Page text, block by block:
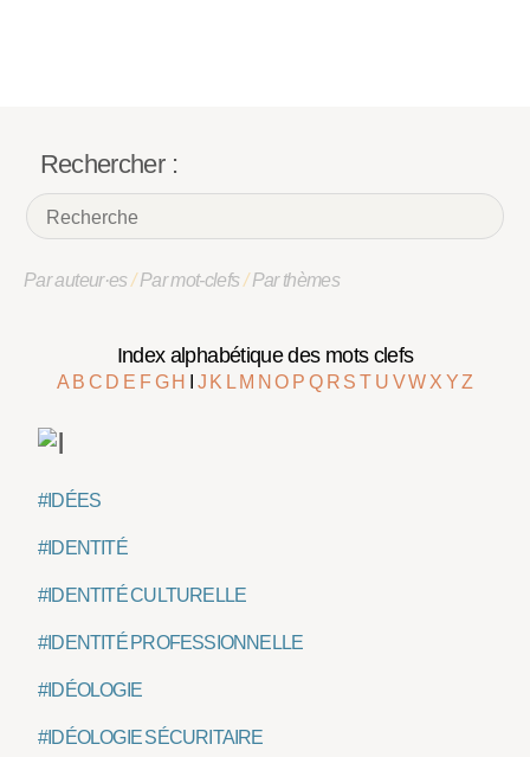
Rechercher :
Par auteur·es/Par mot-clefs/Par thèmes
Index alphabétique des mots clefs
A B C D E F G H J K L M NO P Q R ST U VW X YZ
#IDÉES
#IDENTITÉ
#IDENTITÉ CULTURELLE
#IDENTITÉ PROFESSIONNELLE
#IDÉOLOGIE
#IDÉOLOGIE SÉCURITAIRE